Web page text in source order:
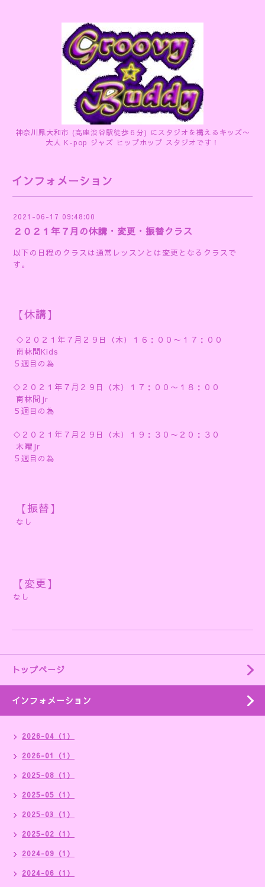
神奈川県大和市 (高座渋谷駅徒歩６分) にスタジオを構えるキッズ〜
大人 K-pop ジャズ ヒップホップ スタジオです！
インフォメーション
2021-06-17 09:48:00
２０２１年７月の休講・変更・振替クラス
以下の日程のクラスは通常レッスンとは変更となるクラスで
す。
【休講】
◇２０２１年７月２９日（木）１６：００〜１７：００
南林間Kids
５週目の為
◇２０２１年７月２９日（木）１７：００〜１８：００
南林間Jr
５週目の為
◇２０２１年７月２９日（木）１９：３０〜２０：３０
木曜Jr
５週目の為
【振替】
なし
【変更】
なし
トップページ
インフォメーション
2026-04（1）
2026-01（1）
2025-08（1）
2025-05（1）
2025-03（1）
2025-02（1）
2024-09（1）
2024-06（1）